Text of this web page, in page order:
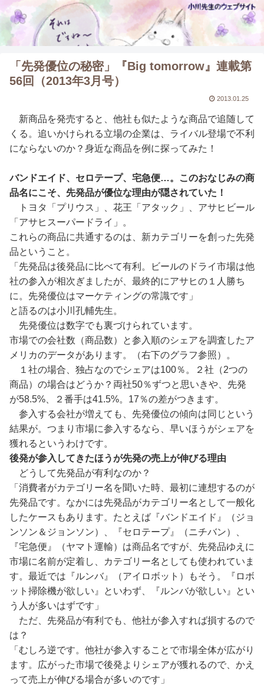
「先発優位の秘密」『Big tomorrow』連載第
56回（2013年3月号）
2013.01.25
新商品を発売すると、他社も似たような商品で追随して
くる。追いかけられる立場の企業は、ライバル登場で不利
にならないのか？身近な商品を例に探ってみた！
バンドエイド、セロテープ、宅急便…。このおなじみの商
品名にこそ、先発品が優位な理由が隠されていた！
トヨタ「プリウス」、花王「アタック」、アサヒビール
「アサヒスーパードライ」。
これらの商品に共通するのは、新カテゴリーを創った先発
品ということ。
「先発品は後発品に比べて有利。ビールのドライ市場は他
社の参入が相次ぎましたが、最終的にアサヒの１人勝ち
に。先発優位はマーケティングの常識です」
と語るのは小川孔輔先生。
先発優位は数字でも裏づけられています。
市場での会社数（商品数）と参入順のシェアを調査したア
メリカのデータがあります。（右下のグラフ参照）。
１社の場合、独占なのでシェアは100％。２社（2つの
商品）の場合はどうか？両社50％ずつと思いきや、先発
が58.5%、２番手は41.5%。17％の差がつきます。
参入する会社が増えても、先発優位の傾向は同じという
結果が。つまり市場に参入するなら、早いほうがシェアを
獲れるというわけです。
後発が参入してきたほうが先発の売上が伸びる理由
どうして先発品が有利なのか？
「消費者がカテゴリー名を聞いた時、最初に連想するのが
先発品です。なかには先発品がカテゴリー名として一般化
したケースもあります。たとえば『バンドエイド』（ジョ
ンソン＆ジョンソン）、『セロテープ』（ニチバン）、
『宅急便』（ヤマト運輸）は商品名ですが、先発品ゆえに
市場に名前が定着し、カテゴリー名としても使われていま
す。最近では『ルンバ』（アイロボット）もそう。『ロボ
ット掃除機が欲しい』といわず、『ルンバが欲しい』とい
う人が多いはずです」
ただ、先発品が有利でも、他社が参入すれば損するので
は？
「むしろ逆です。他社が参入することで市場全体が広がり
ます。広がった市場で後発よりシェアが獲れるので、かえ
って売上が伸びる場合が多いのです」